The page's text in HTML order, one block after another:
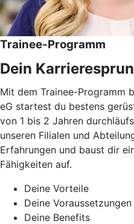
Trainee-Programm
Dein
Mit dem Trainee-Programm
eG startest du bestens
von 1 bis 2 Jahren
unseren Filialen und
Erfahrungen und baust dir
Fähigkeiten auf.
Deine Vorteile
Deine Voraussetzungen
Deine Benefits